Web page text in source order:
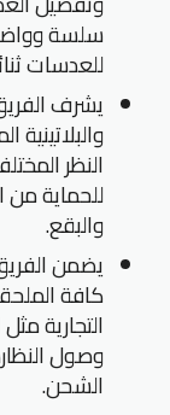
سلسة
للعدسات
يشرف
النظر
للحماية
والبقع.
يضمن
كافة
التجارية
وصول
الشحن.